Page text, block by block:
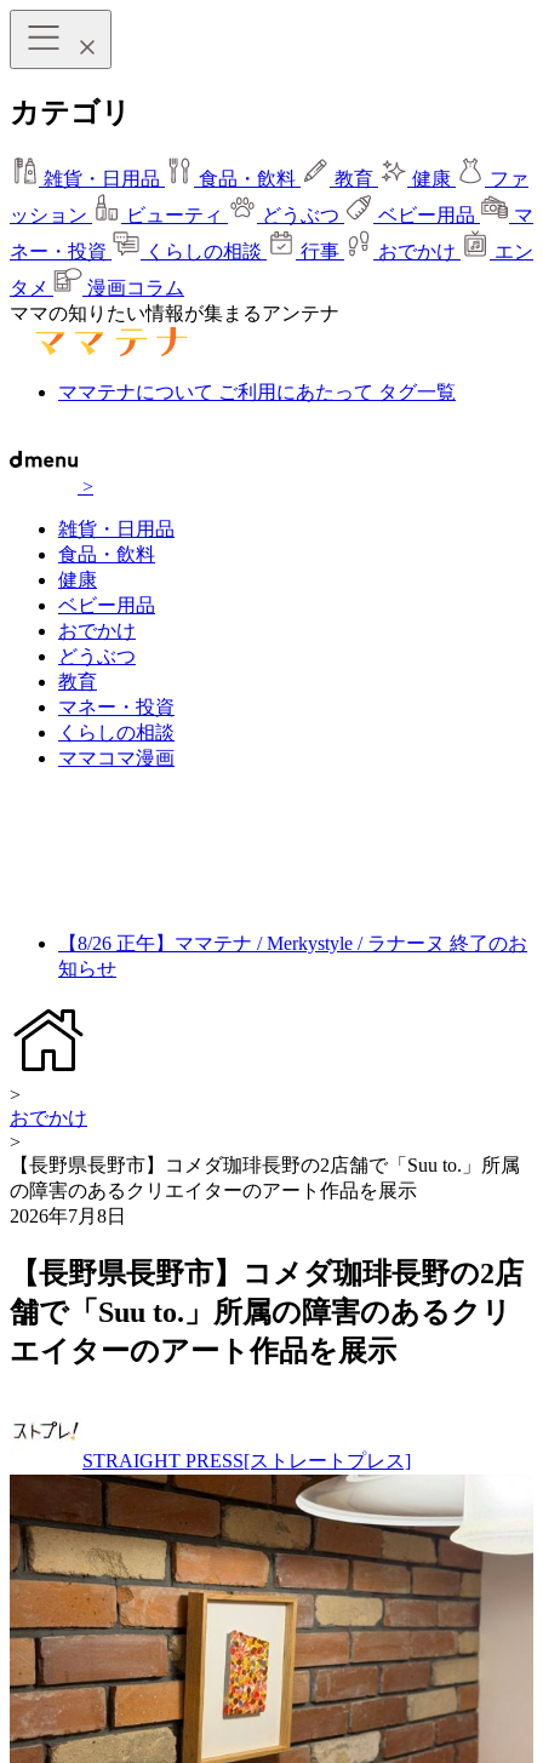
カテゴリ
雑貨・日用品 食品・飲料 教育 健康
ファ
ッション
ビューティ どうぶつ ベビー用品
マ
ネー・投資
くらしの相談 行事 おでかけ
エン
タメ
漫画コラム
ママの知りたい情報が集まるアンテナ
ママテナについて ご利用にあたって タグ一覧
>
雑貨・日用品
食品・飲料
健康
ベビー用品
おでかけ
どうぶつ
教育
マネー・投資
くらしの相談
ママコマ漫画
【8/26 正午】ママテナ / Merkystyle / ラナーヌ 終了のお
知らせ
>
おでかけ
>
【長野県長野市】コメダ珈琲長野の2店舗で「Suu to.」所属
の障害のあるクリエイターのアート作品を展示
2026年7月8日
【長野県長野市】コメダ珈琲長野の2店
舗で「Suu to.」所属の障害のあるクリ
エイターのアート作品を展示
STRAIGHT PRESS[ストレートプレス]